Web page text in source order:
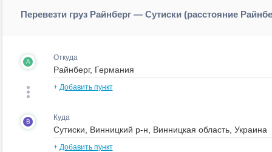
Перевезти груз Райнберг — Сутиски (расстояние
A Откуда
+ Добавить пункт
B Куда
+ Добавить пункт